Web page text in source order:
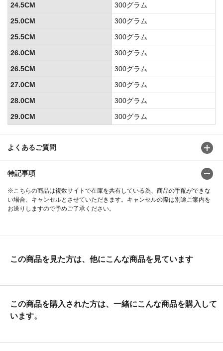
よくあるご質問
特記事項
※こちらの商品は複数サイトで在庫を共有している為、商品の手配ができな
い場合、キャンセルとさせていただきます。キャンセルの際は別途ご案内を
お送りしますので予めご了承ください。
24.5CM
300グラム
25.0CM
300グラム
25.5CM
300グラム
26.0CM
300グラム
26.5CM
300グラム
27.0CM
300グラム
28.0CM
300グラム
29.0CM
300グラム
この商品を見た方は、他にこんな商品を見ています
この商品を購入された方は、一緒にこんな商品を購入して
います。